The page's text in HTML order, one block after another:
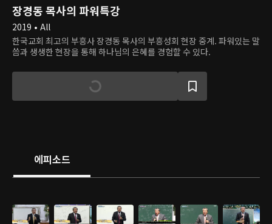
장경동 목사의 파워특강
2019 • All
한국교회 최고의 부흥사 장경동 목사의 부흥성회 현장 중계. 파워있는 말
씀과 생생한 현장을 통해 하나님의 은혜를 경험할 수 있다.
에피소드